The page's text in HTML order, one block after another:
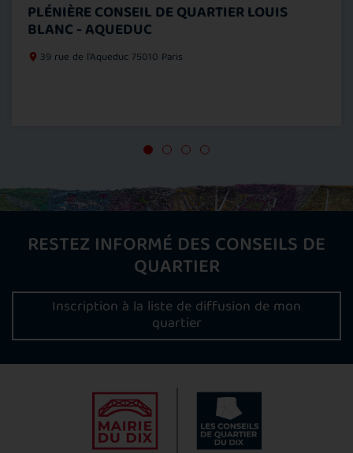
PLÉNIÈRE CONSEIL DE QUARTIER LOUIS
BLANC - AQUEDUC
39 rue de l'Aqueduc 75010 Paris
RESTEZ INFORMÉ DES CONSEILS DE
QUARTIER
Inscription à la liste de diffusion de mon
quartier